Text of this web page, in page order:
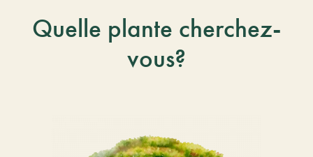
Quelle plante cherchez-
vous?